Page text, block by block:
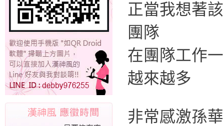
正當我想著
團隊
在團隊工作
越來越多
非常感激孫